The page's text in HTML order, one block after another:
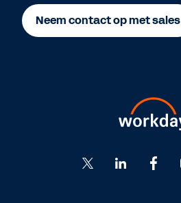
Neem contact op met sales